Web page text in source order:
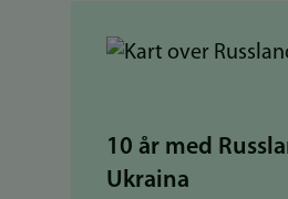
10 år med
Ukraina